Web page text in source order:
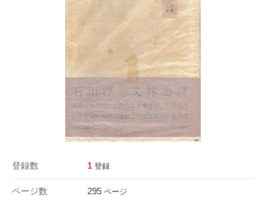
登録数 1 登録
ページ数 295 ページ